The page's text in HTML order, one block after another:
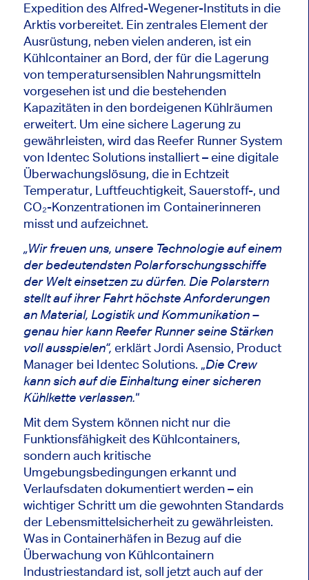
Expedition des Alfred-Wegener-Instituts in die
Arktis vorbereitet. Ein zentrales Element der
Ausrüstung, neben vielen anderen, ist ein
Kühlcontainer an Bord, der für die Lagerung
von temperatursensiblen Nahrungsmitteln
vorgesehen ist und die bestehenden
Kapazitäten in den bordeigenen Kühlräumen
erweitert. Um eine sichere Lagerung zu
gewährleisten, wird das Reefer Runner System
von Identec Solutions installiert – eine digitale
Überwachungslösung, die in Echtzeit
Temperatur, Luftfeuchtigkeit, Sauerstoff-, und
CO₂-Konzentrationen im Containerinneren
misst und aufzeichnet.
„Wir freuen uns, unsere Technologie auf einem
der bedeutendsten Polarforschungsschiffe
der Welt einsetzen zu dürfen. Die Polarstern
stellt auf ihrer Fahrt höchste Anforderungen
an Material, Logistik und Kommunikation –
genau hier kann Reefer Runner seine Stärken
voll ausspielen“, erklärt Jordi Asensio, Product
Manager bei Identec Solutions. „Die Crew
kann sich auf die Einhaltung einer sicheren
Kühlkette verlassen.“
Mit dem System können nicht nur die
Funktionsfähigkeit des Kühlcontainers,
sondern auch kritische
Umgebungsbedingungen erkannt und
Verlaufsdaten dokumentiert werden – ein
wichtiger Schritt um die gewohnten Standards
der Lebensmittelsicherheit zu gewährleisten.
Was in Containerhäfen in Bezug auf die
Überwachung von Kühlcontainern
Industriestandard ist, soll jetzt auch auf der